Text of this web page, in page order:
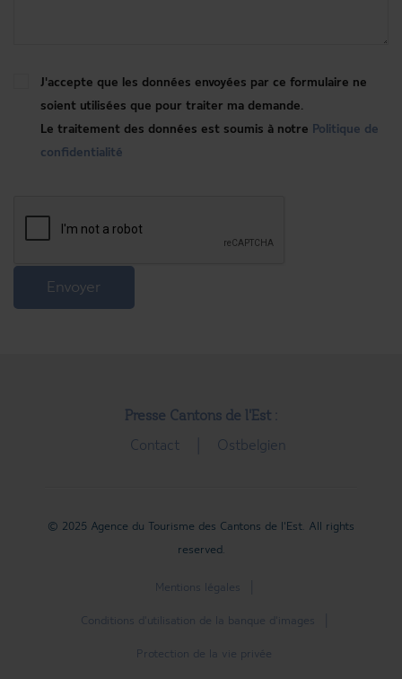
J'accepte que les données envoyées par ce formulaire ne
soient utilisées que pour traiter ma demande.
Le traitement des données est soumis à notre Politique de
confidentialité
Envoyer
Presse Cantons de l'Est :
Contact Ostbelgien
© 2025 Agence du Tourisme des Cantons de l'Est. All rights
reserved.
Mentions légales
Conditions d'utilisation de la banque d'images
Protection de la vie privée